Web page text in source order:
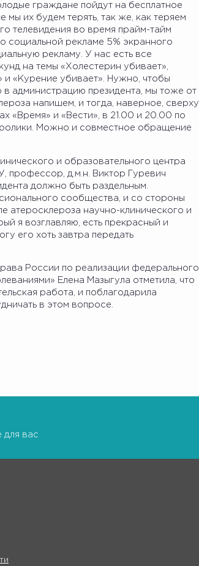
граждане пойдут на бесплатное
их будем терять, так же, как теряем
телевидения во время прайм-тайм
социальной рекламе 5% экранного
рекламу. У нас есть все
на темы «Холестерин убивает»,
и «Курение убивает». Нужно, чтобы
администрацию президента, мы тоже от
напишем, и тогда, наверное, сверху
«Время» и «Вести», в 21.00 и 20.00 по
Можно и совместное обращение
и образовательного центра
профессор, д.м.н. Виктор Гуревич
должно быть раздельным.
сообщества, и со стороны
атеросклероза научно-клинического и
я возглавляю, есть прекрасный и
его хоть завтра передать
России по реализации федерального
Елена Мазыгула отметила, что
работа, и поблагодарила
в этом вопросе.
для вас